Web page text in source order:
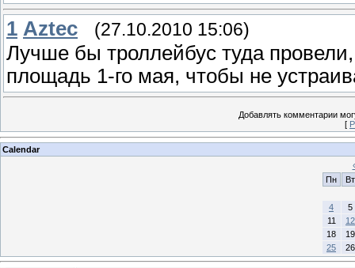
1 Aztec (27.10.2010 15:06)
Лучше бы троллейбус туда
площадь 1-го мая, чтобы не
Добавлять комментарии
[
Calendar
Пн
Вт
4
5
11
12
18
19
25
26